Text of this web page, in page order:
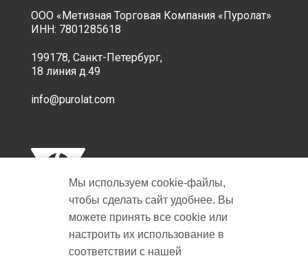
ООО «Метизная Торговая Компания «Пуролат»
ИНН: 7801285618
199178, Санкт-Петербург,
18 линия д.49
info@purolat.com
Copyright © 2001-2026 Пуролат.
Мы используем cookie‑файлы,
чтобы сделать сайт удобнее. Вы
можете принять все cookie или
настроить их использование в
соответствии с нашей